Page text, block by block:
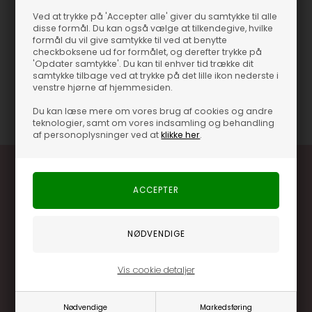
Ved at trykke på 'Accepter alle' giver du samtykke til alle
disse formål. Du kan også vælge at tilkendegive, hvilke
formål du vil give samtykke til ved at benytte
checkboksene ud for formålet, og derefter trykke på
'Opdater samtykke'. Du kan til enhver tid trække dit
samtykke tilbage ved at trykke på det lille ikon nederste i
venstre hjørne af hjemmesiden.
Du kan læse mere om vores brug af cookies og andre
teknologier, samt om vores indsamling og behandling
af personoplysninger ved atklikke her.
Nødvendige Markedsføring
Vis cookie detaljer
JXTokyo Wide Jeans er designet i en skøn højtaljet model med
brede ben, der giver et cool udtryk. Bukserne har lommer i
siderne samt bagpå og er lavet med lynlåslukning. Style
bukserne med den cool JXJamie Skjorte fra JJXX for et skønt
hverdagsoutfit. Find alle de lækre nyheder fra JJXX lige her.
Særlige, eksklusive tilbud kun til klubkunder